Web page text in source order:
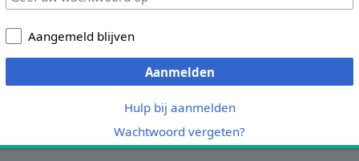
Aangemeld blijven
Aanmelden
Hulp bij aanmelden
Wachtwoord vergeten?